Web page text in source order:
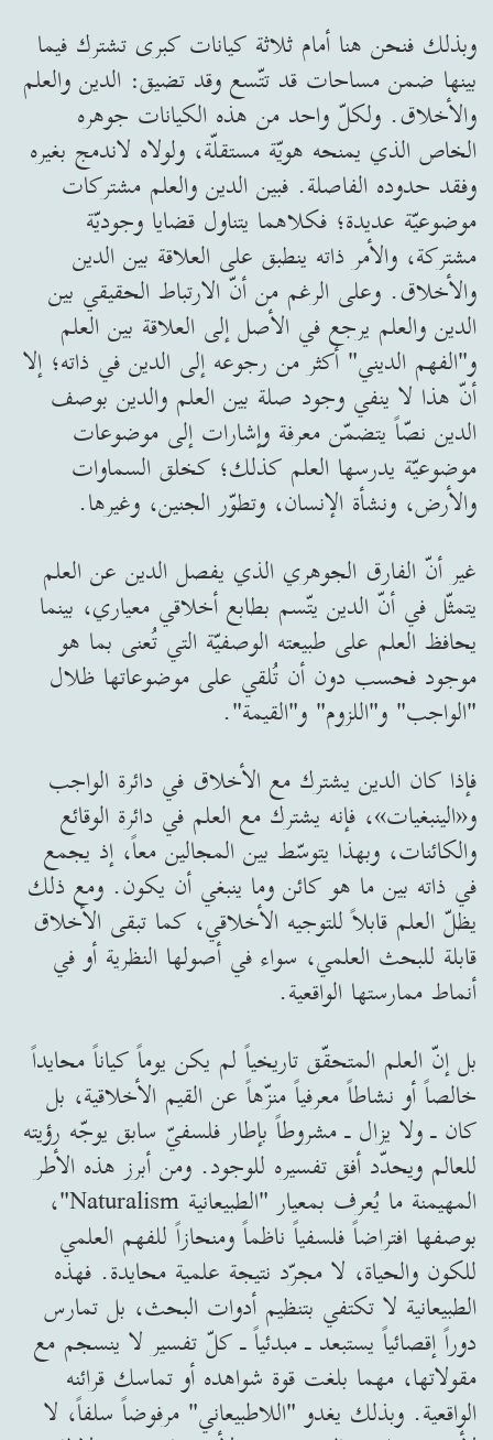
وبذلك فنحن هنا أمام ثلاثة كيانات كبرى تشترك فيما
بينها ضمن مساحات قد تتّسع وقد تضيق: الدين والعلم
والأخلاق. ولكلّ واحد من هذه الكيانات جوهره
الخاص الذي يمنحه هويّة مستقلّة، ولولاه لاندمج بغيره
وفقد حدوده الفاصلة. فبين الدين والعلم مشتركات
موضوعيّة عديدة؛ فكلاهما يتناول قضايا وجوديّة
مشتركة، والأمر ذاته ينطبق على العلاقة بين الدين
والأخلاق. وعلى الرغم من أنّ الارتباط الحقيقي بين
الدين والعلم يرجع في الأصل إلى العلاقة بين العلم
و"الفهم الديني" أكثر من رجوعه إلى الدين في ذاته؛ إلا
أنّ هذا لا ينفي وجود صلة بين العلم والدين بوصف
الدين نصّاً يتضمّن معرفة وإشارات إلى موضوعات
موضوعيّة يدرسها العلم كذلك؛ كخلق السماوات
والأرض، ونشأة الإنسان، وتطوّر الجنين، وغيرها.
غير أنّ الفارق الجوهري الذي يفصل الدين عن العلم
يتمثّل في أنّ الدين يتّسم بطابع أخلاقي معياري، بينما
يحافظ العلم على طبيعته الوصفيّة التي تُعنى بما هو
موجود فحسب دون أن تُلقي على موضوعاتها ظلال
"الواجب" و"اللزوم" و"القيمة".
فإذا كان الدين يشترك مع الأخلاق في دائرة الواجب
و«الينبغيات»، فإنه يشترك مع العلم في دائرة الوقائع
والكائنات، وبهذا يتوسّط بين المجالين معاً، إذ يجمع
في ذاته بين ما هو كائن وما ينبغي أن يكون. ومع ذلك
يظلّ العلم قابلاً للتوجيه الأخلاقي، كما تبقى الأخلاق
قابلة للبحث العلمي، سواء في أصولها النظرية أو في
أنماط ممارستها الواقعية.
بل إنّ العلم المتحقّق تاريخياً لم يكن يوماً كياناً محايداً
خالصاً أو نشاطاً معرفياً منزّهاً عن القيم الأخلاقية، بل
كان ـ ولا يزال ـ مشروطاً بإطار فلسفيّ سابق يوجّه رؤيته
للعالم ويحدّد أفق تفسيره للوجود. ومن أبرز هذه الأطر
المهيمنة ما يُعرف بمعيار "الطبيعانية Naturalism"،
بوصفها افتراضاً فلسفياً ناظماً ومنحازاً للفهم العلمي
للكون والحياة، لا مجرّد نتيجة علمية محايدة. فهذه
الطبيعانية لا تكتفي بتنظيم أدوات البحث، بل تمارس
دوراً إقصائياً يستبعد ـ مبدئياً ـ كلّ تفسير لا ينسجم مع
مقولاتها، مهما بلغت قوة شواهده أو تماسك قرائنه
الواقعية. وبذلك يغدو "اللاطبيعاني" مرفوضاً سلفاً، لا